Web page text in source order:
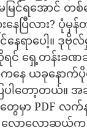
ြင်ရအောင် တစ်
ေပြီလား? ပုံ
ာပေါ့။ ဒုဗိုလ်
င် ရှေ့တန်းခဏ
ယခုနောက်ပိုင်း
ပါတော့တယ်။
တွေမှာ PDF
ောလောဆယ်က